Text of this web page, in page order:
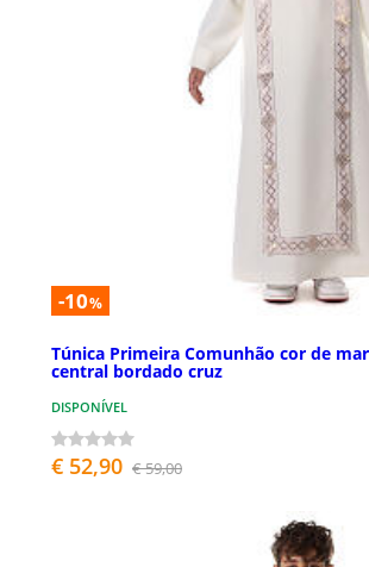
-10%
Túnica Primeira Comunhão cor de
central bordado cruz
DISPONÍVEL
€ 52,90 € 59,00